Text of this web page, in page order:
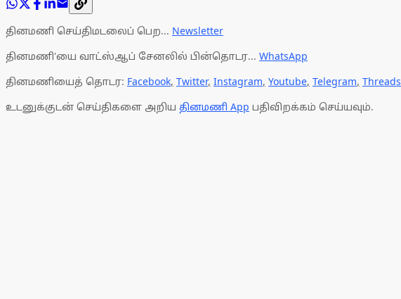
தினமணி செய்திமடலைப் பெற... Newsletter
தினமணி'யை வாட்ஸ்ஆப் சேனலில் பின்தொடர... WhatsApp
தினமணியைத் தொடர: Facebook, Twitter, Instagram, Youtube, Telegram, Threads
உடனுக்குடன் செய்திகளை அறிய தினமணி App பதிவிறக்கம் செய்யவும்.